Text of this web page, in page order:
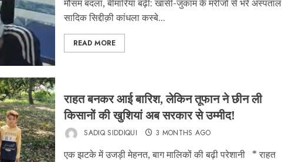
मौसम बदला, बीमारियां बढ़ीं: खांसी-जुकाम के मरीजों से भरे अस्पताल
सादिक सिद्दीक़ी कांधला कस्बे...
READ MORE
राहत बनकर आई बारिश, लेकिन तूफान ने छीन ली
किसानों की खुशियां अब सरकार से उम्मीद!
SADIQ SIDDIQUI 3 MONTHS AGO
एक झटके में उजड़ी मेहनत, बाग मालिकों की बढ़ी परेशानी * राहत